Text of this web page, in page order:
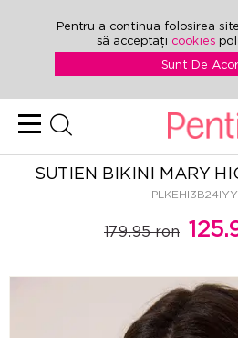
Pentru a continua folosirea
să acceptați cookies
Sunt De
SUTIEN BIKINI MARY
179.95 ron